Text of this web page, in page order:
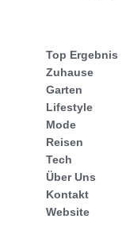
Top Ergebnis
Zuhause
Garten
Lifestyle
Mode
Reisen
Tech
Über Uns
Kontakt
Website